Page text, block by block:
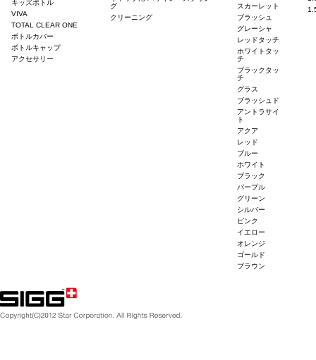
キッズボトル
VIVA
TOTAL CLEAR ONE
ボトルカバー
ボトルキャップ
アクセサリー
グ
クリーニング
スカーレット
ブラッシュ
グレーシャ
レッドタッチ
ホワイトタッ
チ
ブラックタッ
チ
グラス
ブラッシュド
アントラサイ
ト
アクア
レッド
ブルー
ホワイト
ブラック
パープル
グリーン
シルバー
ピンク
イエロー
オレンジ
ゴールド
ブラウン